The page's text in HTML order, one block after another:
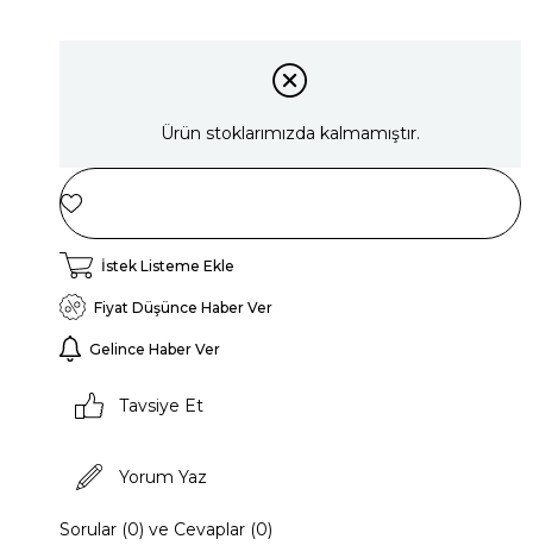
Ürün stoklarımızda kalmamıştır.
İstek Listeme Ekle
Fiyat Düşünce Haber Ver
Gelince Haber Ver
Tavsiye Et
Yorum Yaz
Sorular (0) ve Cevaplar (0)